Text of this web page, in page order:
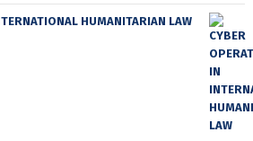
HUMANITARIAN LAW